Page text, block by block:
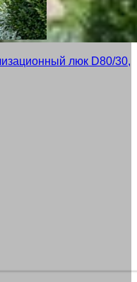
люк D80/30,